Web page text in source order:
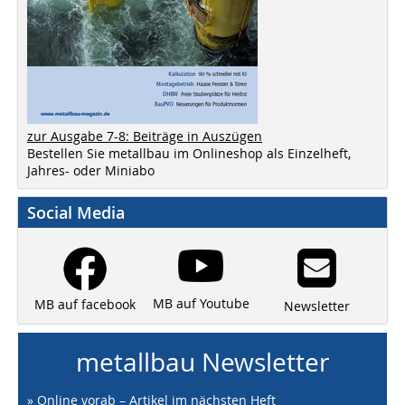
zur Ausgabe 7-8: Beiträge in Auszügen
Bestellen Sie metallbau im Onlineshop als Einzelheft,
Jahres- oder Miniabo
Social Media
MB auf facebook MB auf Youtube Newsletter
metallbau Newsletter
» Online vorab – Artikel im nächsten Heft